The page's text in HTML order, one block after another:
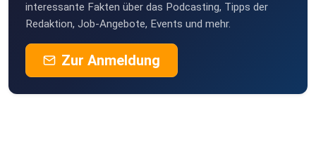
interessante Fakten über das Podcasting, Tipps der
Redaktion, Job-Angebote, Events und mehr.
Zur Anmeldung